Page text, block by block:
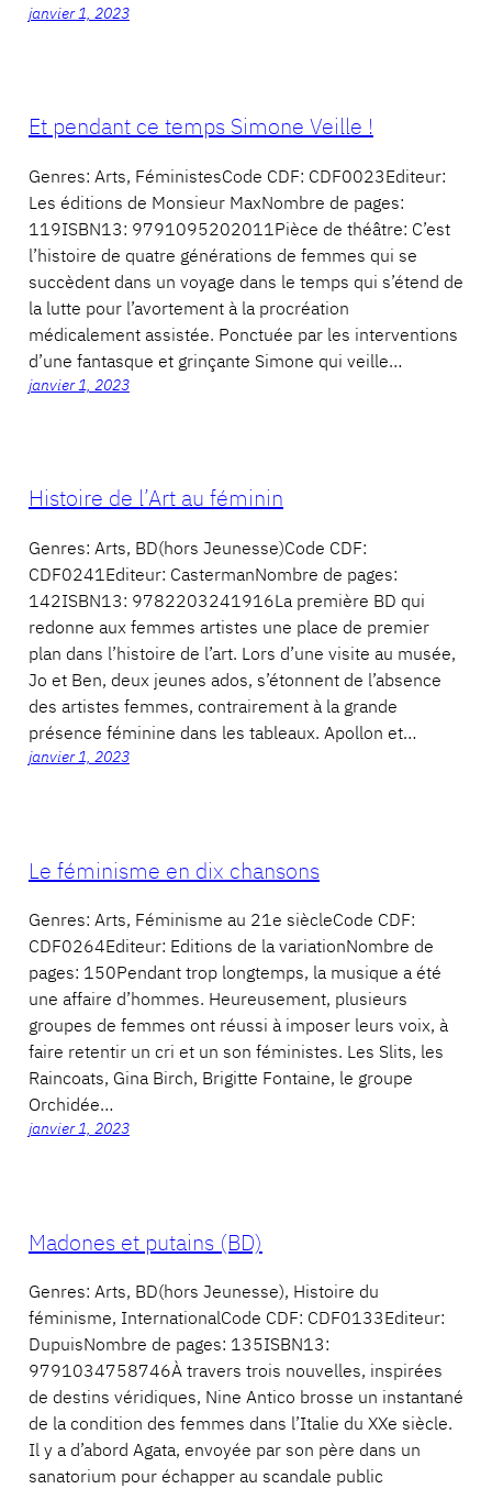
janvier 1, 2023
Et pendant ce temps Simone Veille !
Genres: Arts, FéministesCode CDF: CDF0023Editeur:
Les éditions de Monsieur MaxNombre de pages:
119ISBN13: 9791095202011Pièce de théâtre: C’est
l’histoire de quatre générations de femmes qui se
succèdent dans un voyage dans le temps qui s’étend de
la lutte pour l’avortement à la procréation
médicalement assistée. Ponctuée par les interventions
d’une fantasque et grinçante Simone qui veille…
janvier 1, 2023
Histoire de l’Art au féminin
Genres: Arts, BD(hors Jeunesse)Code CDF:
CDF0241Editeur: CastermanNombre de pages:
142ISBN13: 9782203241916La première BD qui
redonne aux femmes artistes une place de premier
plan dans l’histoire de l’art. Lors d’une visite au musée,
Jo et Ben, deux jeunes ados, s’étonnent de l’absence
des artistes femmes, contrairement à la grande
présence féminine dans les tableaux. Apollon et…
janvier 1, 2023
Le féminisme en dix chansons
Genres: Arts, Féminisme au 21e siècleCode CDF:
CDF0264Editeur: Editions de la variationNombre de
pages: 150Pendant trop longtemps, la musique a été
une affaire d’hommes. Heureusement, plusieurs
groupes de femmes ont réussi à imposer leurs voix, à
faire retentir un cri et un son féministes. Les Slits, les
Raincoats, Gina Birch, Brigitte Fontaine, le groupe
Orchidée…
janvier 1, 2023
Madones et putains (BD)
Genres: Arts, BD(hors Jeunesse), Histoire du
féminisme, InternationalCode CDF: CDF0133Editeur:
DupuisNombre de pages: 135ISBN13:
9791034758746À travers trois nouvelles, inspirées
de destins véridiques, Nine Antico brosse un instantané
de la condition des femmes dans l’Italie du XXe siècle.
Il y a d’abord Agata, envoyée par son père dans un
sanatorium pour échapper au scandale public